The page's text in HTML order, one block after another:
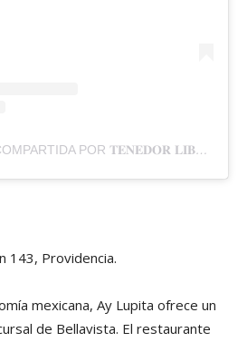
UNA PUBLICACIÓN COMPARTIDA POR 𝐓𝐄𝐍𝐄𝐃𝐎𝐑 𝐋𝐈𝐁𝐑𝐄
143, Providencia.
mexicana, Ay Lupita ofrece un
de Bellavista. El restaurante